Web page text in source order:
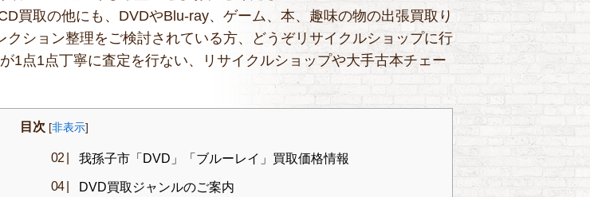
買取の他にも、DVDやBlu-ray、ゲーム、本、趣味の物の出張買取り
ション整理をご検討されている方、どうぞリサイクルショップに行
1点1点丁寧に査定を行ない、リサイクルショップや大手古本チェー
目次 [非表示]
我孫子市「DVD」「ブルーレイ」買取価格情報
DVD買取ジャンルのご案内